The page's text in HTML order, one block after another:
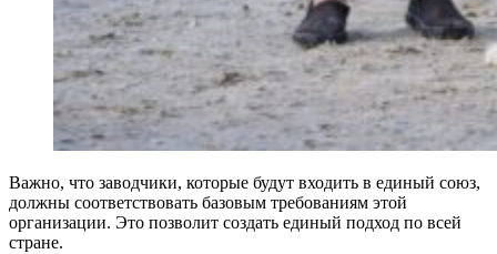
Важно, что заводчики, которые будут входить в единый союз,
должны соответствовать базовым требованиям этой
организации. Это позволит создать единый подход по всей
стране.